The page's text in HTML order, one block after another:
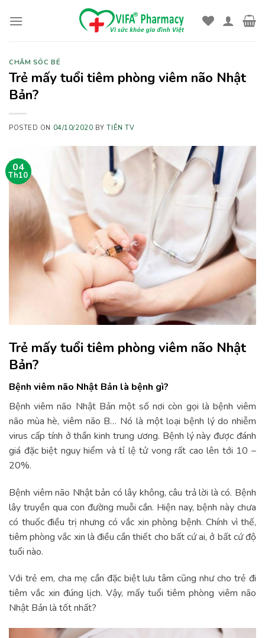
CHĂM SÓC BÉ
Trẻ mấy tuổi tiêm phòng viêm não Nhật
Bản?
POSTED ON 04/10/2020 BYTIÊN TV
04
Th10
Trẻ mấy tuổi tiêm phòng viêm não Nhật
Bản?
Bệnh viêm não Nhật Bản là bệnh gì?
Bệnh viêm não Nhật Bản một số nơi còn gọi là bệnh viêm
não mùa hè, viêm não B… Nó là một loại bệnh lý do nhiễm
virus cấp tính ở thần kinh trung ương. Bệnh lý này được đánh
giá đặc biệt nguy hiểm và tỉ lệ tử vong rất cao lên tới 10 –
20%.
Bệnh viêm não Nhật bản có lây không, câu trả lời là có. Bệnh
lây truyền qua con đường muỗi cắn. Hiện nay, bệnh này chưa
có thuốc điều trị nhưng có vắc xin phòng bệnh. Chính vì thế,
tiêm phòng vắc xin là điều cần thiết cho bất cứ ai, ở bất cứ độ
tuổi nào.
Với trẻ em, cha mẹ cần đặc biệt lưu tâm cũng như cho trẻ đi
tiêm vắc xin đúng lịch. Vậy, mấy tuổi tiêm phòng viêm não
Nhật Bản là tốt nhất?